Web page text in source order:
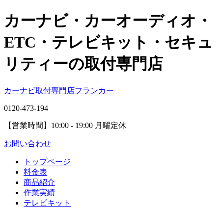
カーナビ・カーオーディオ・
ETC・テレビキット・セキュ
リティーの取付専門店
カーナビ取付専⾨店フランカー
0120-473-194
【営業時間】 10:00 - 19:00 月曜定休
お問い合わせ
トップページ
料金表
商品紹介
作業実績
テレビキット